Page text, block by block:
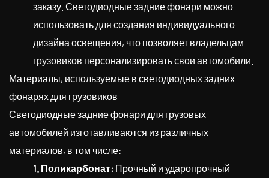
заказу. Светодиодные задние фонари можно
использовать для создания индивидуального
дизайна освещения, что позволяет владельцам
грузовиков персонализировать свои автомобили.
Материалы, используемые в светодиодных задних
фонарях для грузовиков
Светодиодные задние фонари для грузовых
автомобилей изготавливаются из различных
материалов, в том числе:
1. Поликарбонат: Прочный и ударопрочный